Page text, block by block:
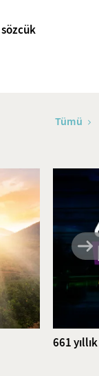
Tümü
661